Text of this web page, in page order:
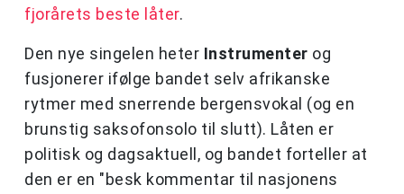
fjorårets beste låter.
Den nye singelen heter Instrumenter og
fusjonerer ifølge bandet selv afrikanske
rytmer med snerrende bergensvokal (og en
brunstig saksofonsolo til slutt). Låten er
politisk og dagsaktuell, og bandet forteller at
den er en "besk kommentar til nasjonens